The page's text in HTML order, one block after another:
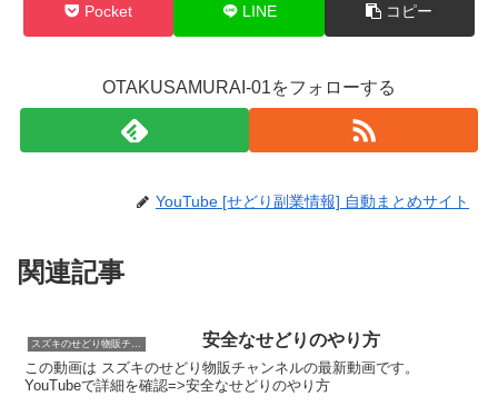
Pocket LINE コピー
OTAKUSAMURAI-01をフォローする
YouTube [せどり副業情報] 自動まとめサイト
関連記事
安全なせどりのやり方
この動画は スズキのせどり物販チャンネルの最新動画です。
YouTubeで詳細を確認=>安全なせどりのやり方